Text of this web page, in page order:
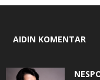
AIDIN KOMENTAR